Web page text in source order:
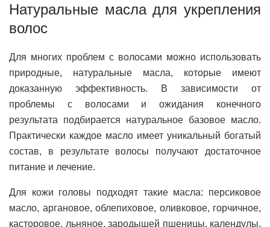
Натуральные масла для укрепления
волос
Для многих проблем с волосами можно использовать
природные, натуральные масла, которые имеют
доказанную эффективность. В зависимости от
проблемы с волосами и ожидания конечного
результата подбирается натуральное базовое масло.
Практически каждое масло имеет уникальный богатый
состав, в результате волосы получают достаточное
питание и лечение.
Для кожи головы подходят такие масла: персиковое
масло, аргановое, облепиховое, оливковое, горчичное,
касторовое, льняное, зародышей пшеницы, календулы,